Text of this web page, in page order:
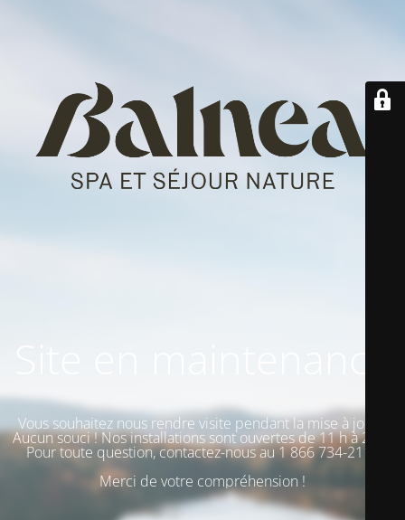
Vous souhaitez nous rendre visite pendant la mise à jour ?
Aucun souci ! Nos installations sont ouvertes de 11 h à 20 h.
Pour toute question, contactez-nous au 1 866 734-2110
Merci de votre compréhension !